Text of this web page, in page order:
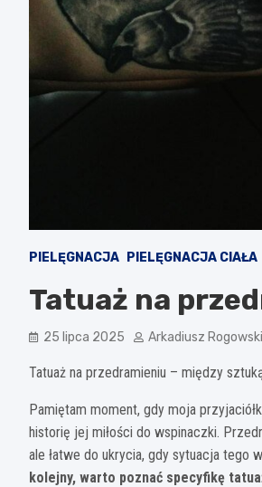
PIELĘGNACJA PIELĘGNACJA CIAŁA
Tatuaż na
25 lipca 2025 Arkadiusz Rogowski
Tatuaż na przedramieniu – między
Pamiętam moment, gdy moja
historię jej miłości do wspinaczki.
ale łatwe do ukrycia, gdy sytuacja tego
kolejny, warto poznać specyfikę